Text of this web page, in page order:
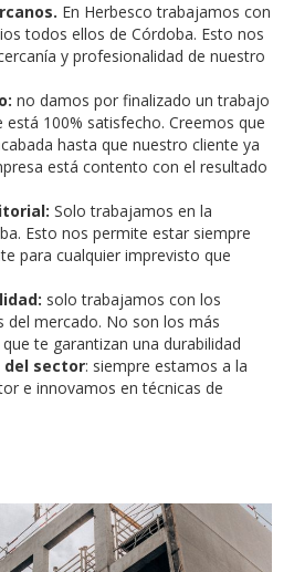
En Herbesco trabajamos con
todos ellos de Córdoba. Esto nos
y profesionalidad de nuestro
no damos por finalizado un trabajo
está 100% satisfecho. Creemos que
hasta que nuestro cliente ya
está contento con el resultado
Solo trabajamos en la
Esto nos permite estar siempre
para cualquier imprevisto que
solo trabajamos con los
del mercado. No son los más
te garantizan una durabilidad
del sector: siempre estamos a la
e innovamos en técnicas de